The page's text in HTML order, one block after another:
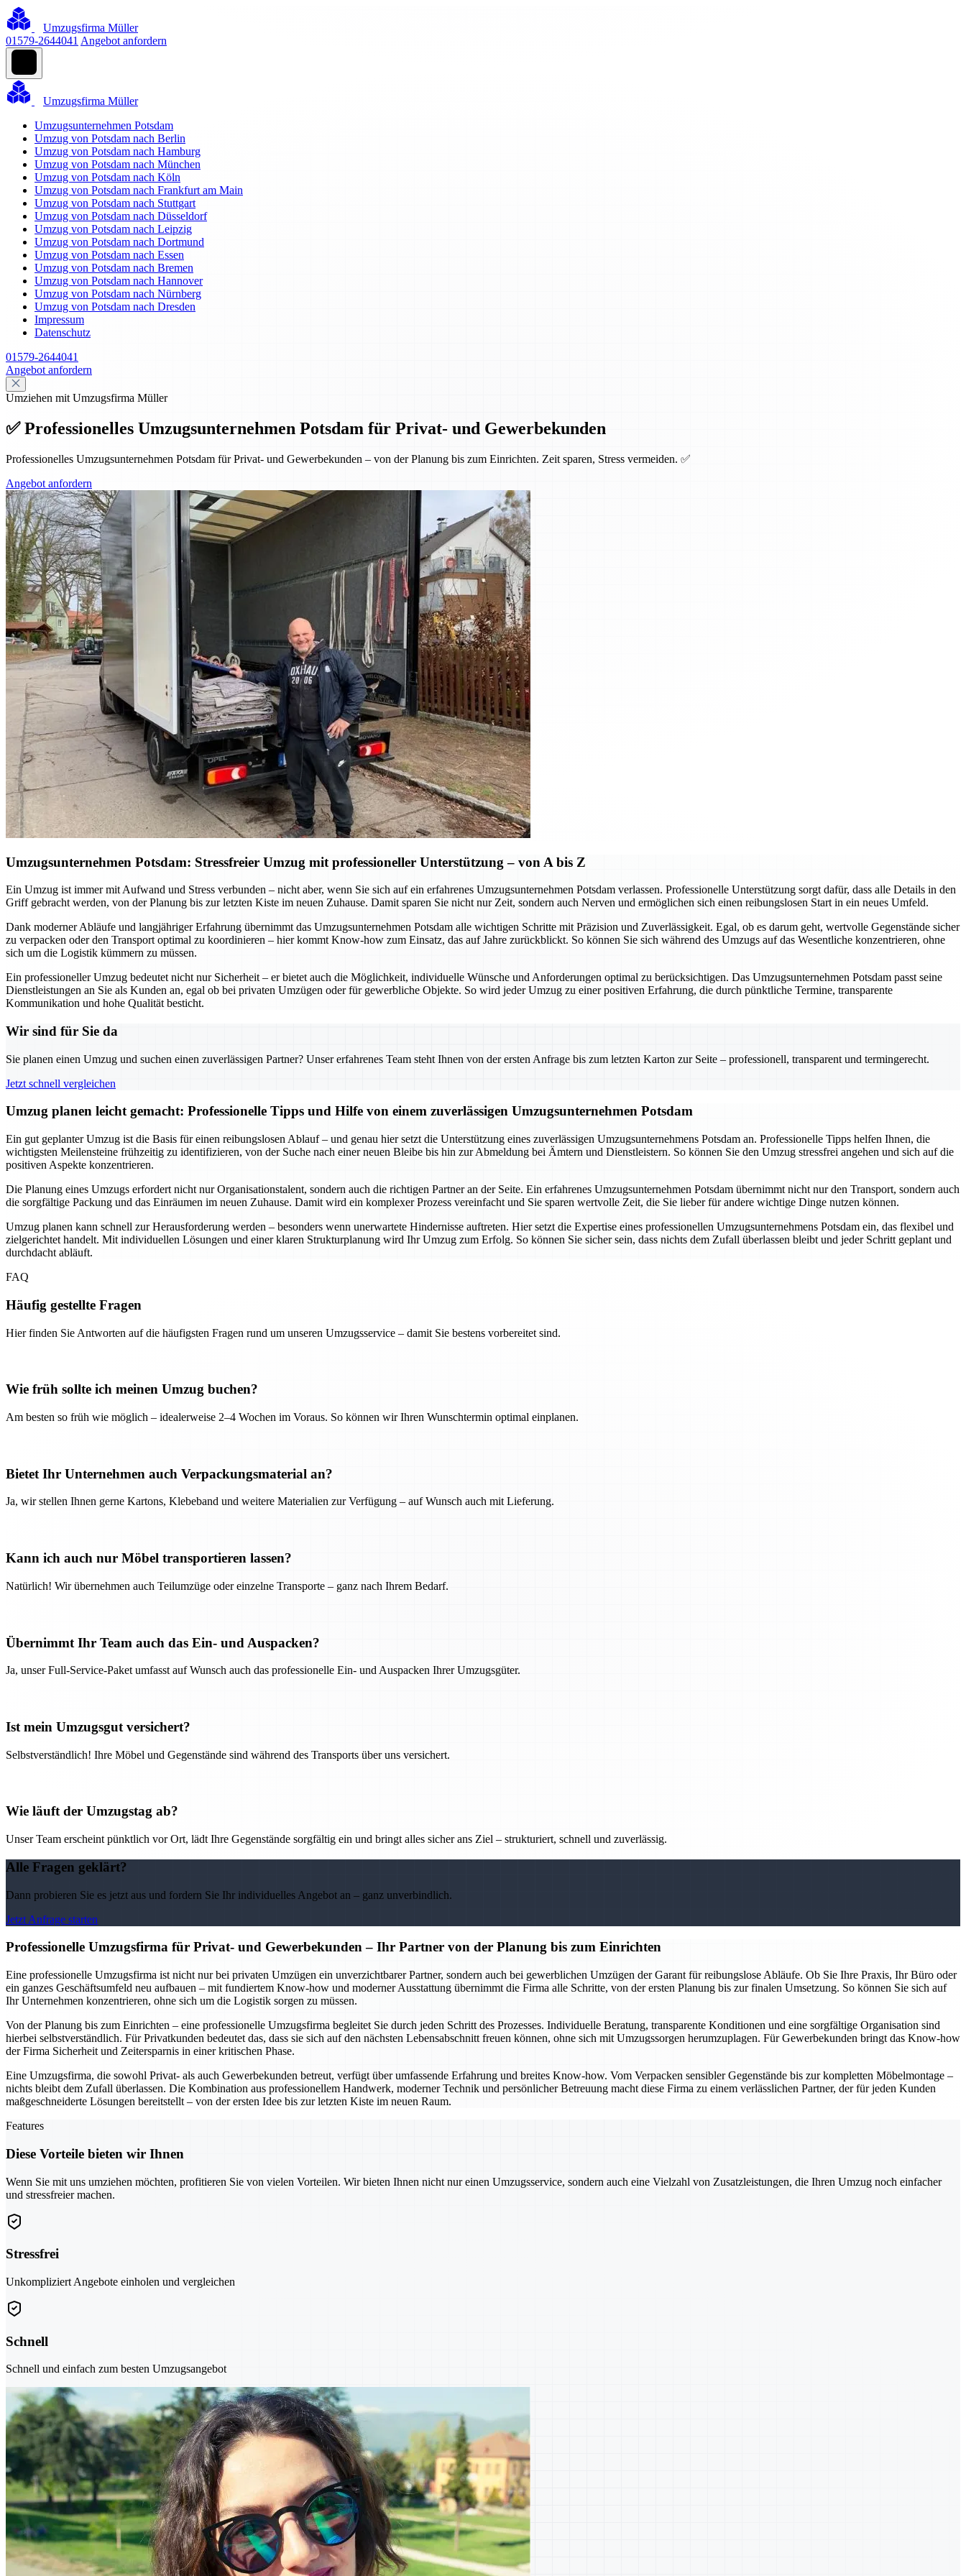
Umzugsfirma Müller
01579-2644041 Angebot anfordern
Umzugsfirma Müller
Umzugsunternehmen Potsdam
Umzug von Potsdam nach Berlin
Umzug von Potsdam nach Hamburg
Umzug von Potsdam nach München
Umzug von Potsdam nach Köln
Umzug von Potsdam nach Frankfurt am Main
Umzug von Potsdam nach Stuttgart
Umzug von Potsdam nach Düsseldorf
Umzug von Potsdam nach Leipzig
Umzug von Potsdam nach Dortmund
Umzug von Potsdam nach Essen
Umzug von Potsdam nach Bremen
Umzug von Potsdam nach Hannover
Umzug von Potsdam nach Nürnberg
Umzug von Potsdam nach Dresden
Impressum
Datenschutz
01579-2644041
Angebot anfordern
Umziehen mit Umzugsfirma Müller
✅ Professionelles Umzugsunternehmen Potsdam für Privat- und Gewerbekunden
Professionelles Umzugsunternehmen Potsdam für Privat- und Gewerbekunden – von der Planung bis zum Einrichten. Zeit sparen, Stress vermeiden. ✅
Angebot anfordern
Umzugsunternehmen Potsdam: Stressfreier Umzug mit professioneller Unterstützung – von A bis Z
Ein Umzug ist immer mit Aufwand und Stress verbunden – nicht aber, wenn Sie sich auf ein erfahrenes Umzugsunternehmen Potsdam verlassen. Professionelle Unterstützung sorgt dafür, dass alle Details in den
Griff gebracht werden, von der Planung bis zur letzten Kiste im neuen Zuhause. Damit sparen Sie nicht nur Zeit, sondern auch Nerven und ermöglichen sich einen reibungslosen Start in ein neues Umfeld.
Dank moderner Abläufe und langjähriger Erfahrung übernimmt das Umzugsunternehmen Potsdam alle wichtigen Schritte mit Präzision und Zuverlässigkeit. Egal, ob es darum geht, wertvolle Gegenstände sicher
zu verpacken oder den Transport optimal zu koordinieren – hier kommt Know-how zum Einsatz, das auf Jahre zurückblickt. So können Sie sich während des Umzugs auf das Wesentliche konzentrieren, ohne
sich um die Logistik kümmern zu müssen.
Ein professioneller Umzug bedeutet nicht nur Sicherheit – er bietet auch die Möglichkeit, individuelle Wünsche und Anforderungen optimal zu berücksichtigen. Das Umzugsunternehmen Potsdam passt seine
Dienstleistungen an Sie als Kunden an, egal ob bei privaten Umzügen oder für gewerbliche Objekte. So wird jeder Umzug zu einer positiven Erfahrung, die durch pünktliche Termine, transparente
Kommunikation und hohe Qualität besticht.
Wir sind für Sie da
Sie planen einen Umzug und suchen einen zuverlässigen Partner? Unser erfahrenes Team steht Ihnen von der ersten Anfrage bis zum letzten Karton zur Seite – professionell, transparent und termingerecht.
Jetzt schnell vergleichen
Umzug planen leicht gemacht: Professionelle Tipps und Hilfe von einem zuverlässigen Umzugsunternehmen Potsdam
Ein gut geplanter Umzug ist die Basis für einen reibungslosen Ablauf – und genau hier setzt die Unterstützung eines zuverlässigen Umzugsunternehmens Potsdam an. Professionelle Tipps helfen Ihnen, die
wichtigsten Meilensteine frühzeitig zu identifizieren, von der Suche nach einer neuen Bleibe bis hin zur Abmeldung bei Ämtern und Dienstleistern. So können Sie den Umzug stressfrei angehen und sich auf die
positiven Aspekte konzentrieren.
Die Planung eines Umzugs erfordert nicht nur Organisationstalent, sondern auch die richtigen Partner an der Seite. Ein erfahrenes Umzugsunternehmen Potsdam übernimmt nicht nur den Transport, sondern auch
die sorgfältige Packung und das Einräumen im neuen Zuhause. Damit wird ein komplexer Prozess vereinfacht und Sie sparen wertvolle Zeit, die Sie lieber für andere wichtige Dinge nutzen können.
Umzug planen kann schnell zur Herausforderung werden – besonders wenn unerwartete Hindernisse auftreten. Hier setzt die Expertise eines professionellen Umzugsunternehmens Potsdam ein, das flexibel und
zielgerichtet handelt. Mit individuellen Lösungen und einer klaren Strukturplanung wird Ihr Umzug zum Erfolg. So können Sie sicher sein, dass nichts dem Zufall überlassen bleibt und jeder Schritt geplant und
durchdacht abläuft.
FAQ
Häufig gestellte Fragen
Hier finden Sie Antworten auf die häufigsten Fragen rund um unseren Umzugsservice – damit Sie bestens vorbereitet sind.
Wie früh sollte ich meinen Umzug buchen?
Am besten so früh wie möglich – idealerweise 2–4 Wochen im Voraus. So können wir Ihren Wunschtermin optimal einplanen.
Bietet Ihr Unternehmen auch Verpackungsmaterial an?
Ja, wir stellen Ihnen gerne Kartons, Klebeband und weitere Materialien zur Verfügung – auf Wunsch auch mit Lieferung.
Kann ich auch nur Möbel transportieren lassen?
Natürlich! Wir übernehmen auch Teilumzüge oder einzelne Transporte – ganz nach Ihrem Bedarf.
Übernimmt Ihr Team auch das Ein- und Auspacken?
Ja, unser Full-Service-Paket umfasst auf Wunsch auch das professionelle Ein- und Auspacken Ihrer Umzugsgüter.
Ist mein Umzugsgut versichert?
Selbstverständlich! Ihre Möbel und Gegenstände sind während des Transports über uns versichert.
Wie läuft der Umzugstag ab?
Unser Team erscheint pünktlich vor Ort, lädt Ihre Gegenstände sorgfältig ein und bringt alles sicher ans Ziel – strukturiert, schnell und zuverlässig.
Alle Fragen geklärt?
Dann probieren Sie es jetzt aus und fordern Sie Ihr individuelles Angebot an – ganz unverbindlich.
Jetzt Anfrage starten
Professionelle Umzugsfirma für Privat- und Gewerbekunden – Ihr Partner von der Planung bis zum Einrichten
Eine professionelle Umzugsfirma ist nicht nur bei privaten Umzügen ein unverzichtbarer Partner, sondern auch bei gewerblichen Umzügen der Garant für reibungslose Abläufe. Ob Sie Ihre Praxis, Ihr Büro oder
ein ganzes Geschäftsumfeld neu aufbauen – mit fundiertem Know-how und moderner Ausstattung übernimmt die Firma alle Schritte, von der ersten Planung bis zur finalen Umsetzung. So können Sie sich auf
Ihr Unternehmen konzentrieren, ohne sich um die Logistik sorgen zu müssen.
Von der Planung bis zum Einrichten – eine professionelle Umzugsfirma begleitet Sie durch jeden Schritt des Prozesses. Individuelle Beratung, transparente Konditionen und eine sorgfältige Organisation sind
hierbei selbstverständlich. Für Privatkunden bedeutet das, dass sie sich auf den nächsten Lebensabschnitt freuen können, ohne sich mit Umzugssorgen herumzuplagen. Für Gewerbekunden bringt das Know-how
der Firma Sicherheit und Zeitersparnis in einer kritischen Phase.
Eine Umzugsfirma, die sowohl Privat- als auch Gewerbekunden betreut, verfügt über umfassende Erfahrung und breites Know-how. Vom Verpacken sensibler Gegenstände bis zur kompletten Möbelmontage –
nichts bleibt dem Zufall überlassen. Die Kombination aus professionellem Handwerk, moderner Technik und persönlicher Betreuung macht diese Firma zu einem verlässlichen Partner, der für jeden Kunden
maßgeschneiderte Lösungen bereitstellt – von der ersten Idee bis zur letzten Kiste im neuen Raum.
Features
Diese Vorteile bieten wir Ihnen
Wenn Sie mit uns umziehen möchten, profitieren Sie von vielen Vorteilen. Wir bieten Ihnen nicht nur einen Umzugsservice, sondern auch eine Vielzahl von Zusatzleistungen, die Ihren Umzug noch einfacher
und stressfreier machen.
Stressfrei
Unkompliziert Angebote einholen und vergleichen
Schnell
Schnell und einfach zum besten Umzugsangebot